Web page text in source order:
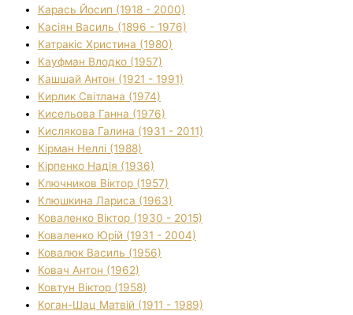
Карась Йосип (1918 - 2000)
Касіян Василь (1896 - 1976)
Катракіс Христина (1980)
Кауфман Влодко (1957)
Кашшай Антон (1921 - 1991)
Кирлик Світлана (1974)
Кисельова Ганна (1976)
Кислякова Галина (1931 - 2011)
Кірман Неллі (1988)
Кірпенко Надія (1936)
Ключников Віктор (1957)
Клюшкина Лариса (1963)
Коваленко Віктор (1930 - 2015)
Коваленко Юрій (1931 - 2004)
Ковалюк Василь (1956)
Ковач Антон (1962)
Ковтун Віктор (1958)
Коган-Шац Матвій (1911 - 1989)